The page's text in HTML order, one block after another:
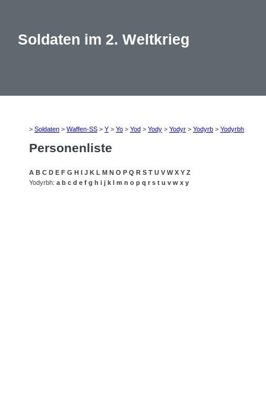
Soldaten im 2. Weltkrieg
> Soldaten > Waffen-SS > Y > Yo > Yod > Yody > Yodyr > Yodyrb > Yodyrbh
Personenliste
A B C D E F G H I J K L M N O P Q R S T U V W X Y Z
Yodyrbh: a b c d e f g h i j k l m n o p q r s t u v w x y